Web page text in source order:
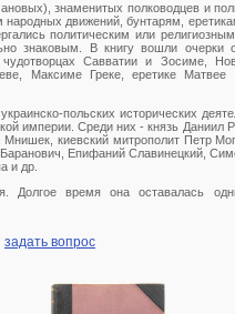
знаменитых полководцев и
движений, бунтарям,
политическим или
знаковым. В книгу вошли очерки
Савватии и Зосиме,
Максиме Греке, еретике Матвее
польских исторических
империи. Среди них - князь Даниил
киевский митрополит Петр
Епифаний Славинецкий,
и др.
Долгое время она оставалась
задать вопрос